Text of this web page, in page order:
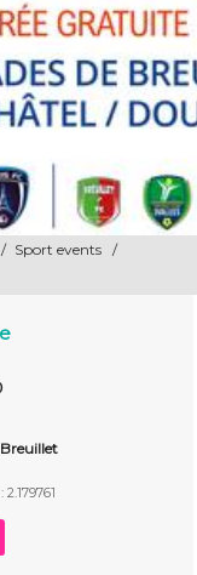
/ Sport events
/
Breuillet